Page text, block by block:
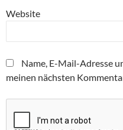
Website
Name, E-Mail-Adresse
meinen nächsten